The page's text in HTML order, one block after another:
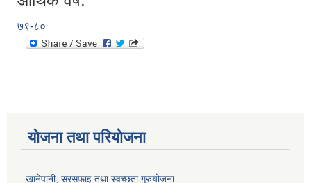
७९-८०
योजना तथा परियोजना
खानेपानी, सरसफाइ तथा स्वच्छता गुरुयोजना